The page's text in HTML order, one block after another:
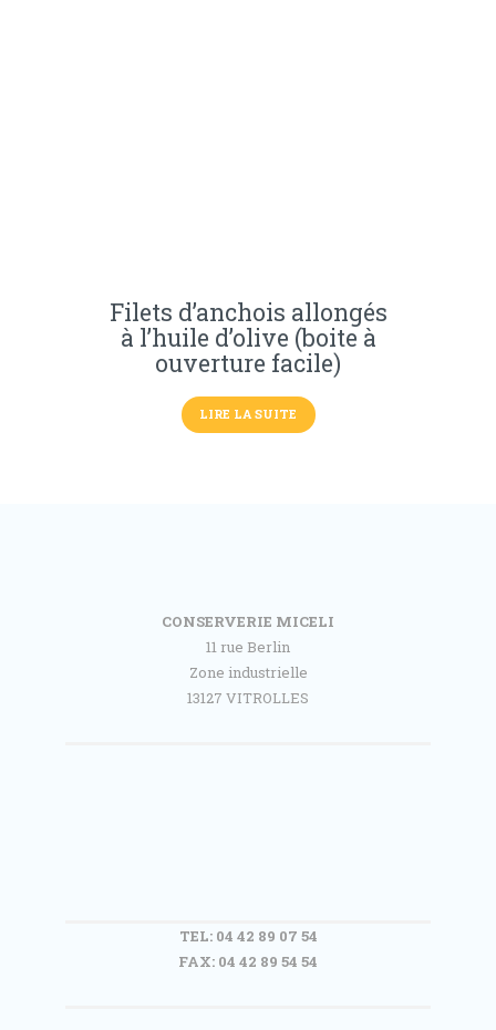
Filets d’anchois allongés
à l’huile d’olive (boite à
ouverture facile)
LIRE LA SUITE
CONSERVERIE MICELI
11 rue Berlin
Zone industrielle
13127 VITROLLES
TEL: 04 42 89 07 54
FAX: 04 42 89 54 54